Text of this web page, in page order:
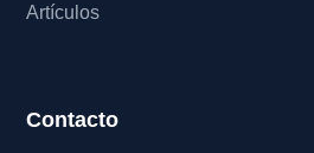
Artículos
Contacto